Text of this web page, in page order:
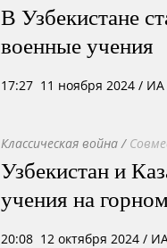
В Узбекистане
военные учения
17:27 11 ноября 2024 / ИА
Классическая война /
Узбекистан и
учения на
20:08 12 октября 2024 /